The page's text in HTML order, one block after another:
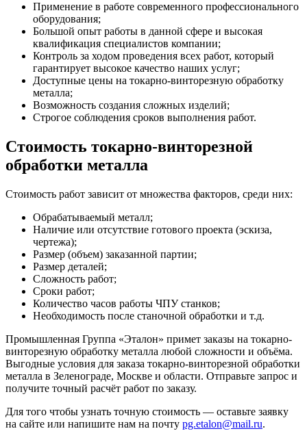
Применение в работе современного профессионального
оборудования;
Большой опыт работы в данной сфере и высокая
квалификация специалистов компании;
Контроль за ходом проведения всех работ, который
гарантирует высокое качество наших услуг;
Доступные цены на токарно-винторезную обработку
металла;
Возможность создания сложных изделий;
Строгое соблюдения сроков выполнения работ.
Стоимость токарно-винторезной
обработки металла
Стоимость работ зависит от множества факторов, среди них:
Обрабатываемый металл;
Наличие или отсутствие готового проекта (эскиза,
чертежа);
Размер (объем) заказанной партии;
Размер деталей;
Сложность работ;
Сроки работ;
Количество часов работы ЧПУ станков;
Необходимость после станочной обработки и т.д.
Промышленная Группа «Эталон» примет заказы на токарно-
винторезную обработку металла любой сложности и объёма.
Выгодные условия для заказа токарно-винторезной обработки
металла в Зеленограде, Москве и области. Отправьте запрос и
получите точный расчёт работ по заказу.
Для того чтобы узнать точную стоимость — оставьте заявку
на сайте или напишите нам на почту pg.etalon@mail.ru.